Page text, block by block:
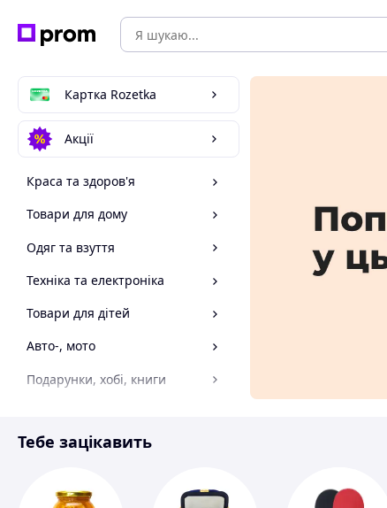
Картка Rozetka
Акції
Краса та здоров'я
Товари для дому
Одяг та взуття
Техніка та електроніка
Товари для дітей
Авто-, мото
Подарунки, хобі, книги
Матеріали для ремонту
Тебе зацікавить